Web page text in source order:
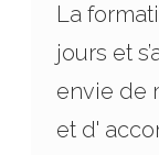
La
jours et
envie de
et d'